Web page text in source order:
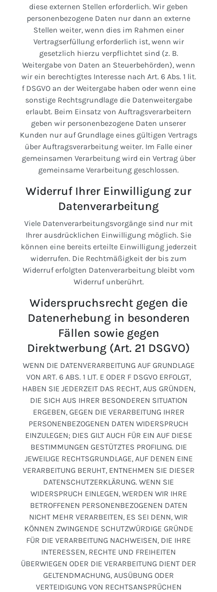
diese externen Stellen erforderlich. Wir geben
personenbezogene Daten nur dann an externe
Stellen weiter, wenn dies im Rahmen einer
Vertragserfüllung erforderlich ist, wenn wir
gesetzlich hierzu verpflichtet sind (z. B.
Weitergabe von Daten an Steuerbehörden), wenn
wir ein berechtigtes Interesse nach Art. 6 Abs. 1 lit.
f DSGVO an der Weitergabe haben oder wenn eine
sonstige Rechtsgrundlage die Datenweitergabe
erlaubt. Beim Einsatz von Auftragsverarbeitern
geben wir personenbezogene Daten unserer
Kunden nur auf Grundlage eines gültigen Vertrags
über Auftragsverarbeitung weiter. Im Falle einer
gemeinsamen Verarbeitung wird ein Vertrag über
gemeinsame Verarbeitung geschlossen.
Widerruf Ihrer Einwilligung zur
Datenverarbeitung
Viele Datenverarbeitungsvorgänge sind nur mit
Ihrer ausdrücklichen Einwilligung möglich. Sie
können eine bereits erteilte Einwilligung jederzeit
widerrufen. Die Rechtmäßigkeit der bis zum
Widerruf erfolgten Datenverarbeitung bleibt vom
Widerruf unberührt.
Widerspruchsrecht gegen die
Datenerhebung in besonderen
Fällen sowie gegen
Direktwerbung (Art. 21 DSGVO)
WENN DIE DATENVERARBEITUNG AUF GRUNDLAGE
VON ART. 6 ABS. 1 LIT. E ODER F DSGVO ERFOLGT,
HABEN SIE JEDERZEIT DAS RECHT, AUS GRÜNDEN,
DIE SICH AUS IHRER BESONDEREN SITUATION
ERGEBEN, GEGEN DIE VERARBEITUNG IHRER
PERSONENBEZOGENEN DATEN WIDERSPRUCH
EINZULEGEN; DIES GILT AUCH FÜR EIN AUF DIESE
BESTIMMUNGEN GESTÜTZTES PROFILING. DIE
JEWEILIGE RECHTSGRUNDLAGE, AUF DENEN EINE
VERARBEITUNG BERUHT, ENTNEHMEN SIE DIESER
DATENSCHUTZERKLÄRUNG. WENN SIE
WIDERSPRUCH EINLEGEN, WERDEN WIR IHRE
BETROFFENEN PERSONENBEZOGENEN DATEN
NICHT MEHR VERARBEITEN, ES SEI DENN, WIR
KÖNNEN ZWINGENDE SCHUTZWÜRDIGE GRÜNDE
FÜR DIE VERARBEITUNG NACHWEISEN, DIE IHRE
INTERESSEN, RECHTE UND FREIHEITEN
ÜBERWIEGEN ODER DIE VERARBEITUNG DIENT DER
GELTENDMACHUNG, AUSÜBUNG ODER
VERTEIDIGUNG VON RECHTSANSPRÜCHEN